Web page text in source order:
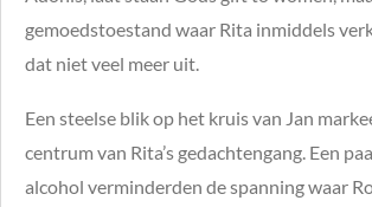
gemoedstoestand waar Rita inmiddels
dat niet veel meer uit.
Een steelse blik op het kruis van Jan
centrum van Rita’s gedachtengang. Een
alcohol verminderden de spanning waar